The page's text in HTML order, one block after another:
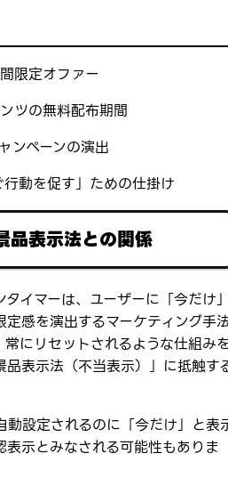
限定オファー
ツの無料配布期間
ンペーンの演出
動を促す」ための仕掛け
品表示法との関係
イマーは、ユーザーに「今だけ
定感を演出するマーケティング手
にリセットされるような仕組み
表示法（不当表示）」に抵触す
設定されるのに「今だけ」と表
表示とみなされる可能性もありま